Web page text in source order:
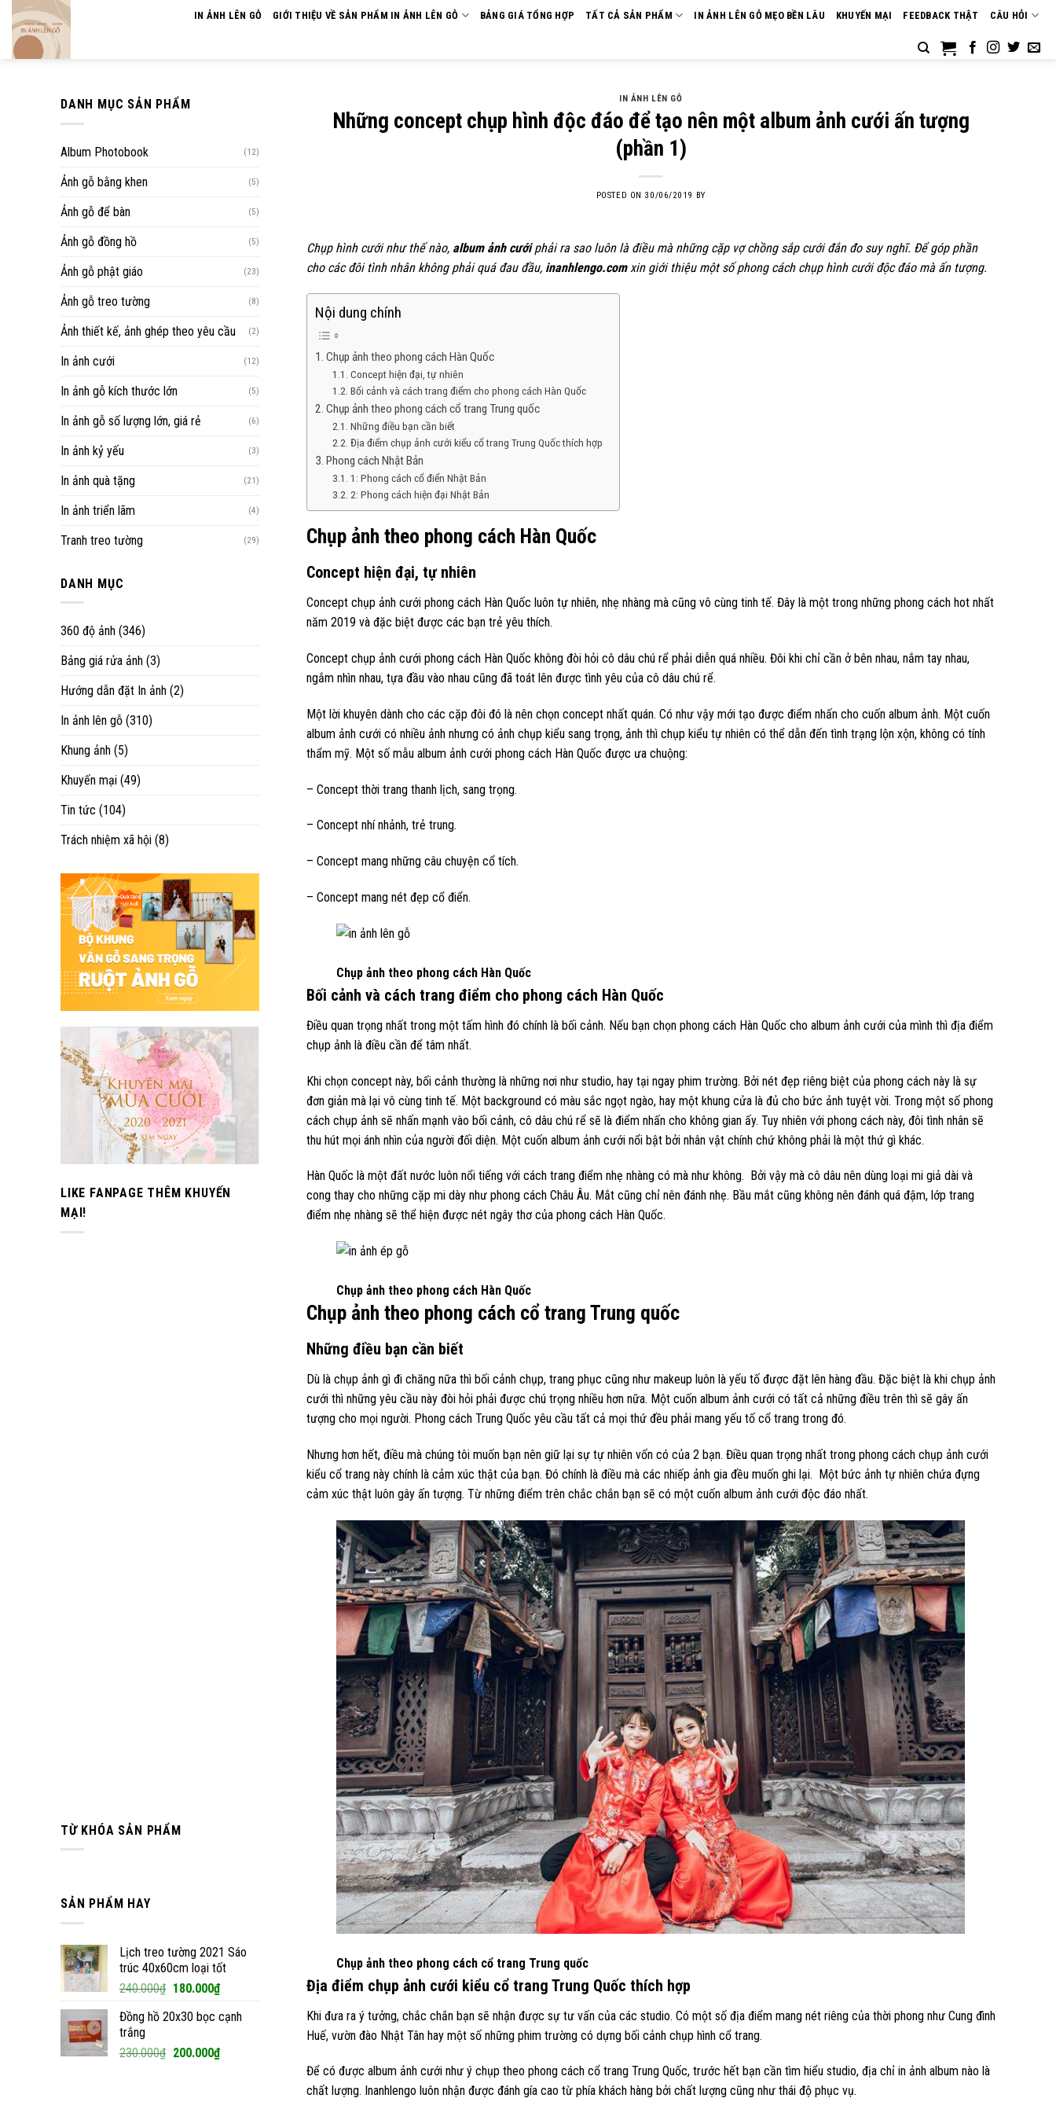
Skip
content
IN ẢNH LÊN GỖ GIỚI THIỆU VỀ SẢN PHẨM IN ẢNH LÊN GỖ BẢNG GIÁ TỔNG HỢP TẤT CẢ SẢN PHẨM IN ẢNH LÊN GỖ MẸO BỀN LÂU KHUYẾN MẠI FEEDBACK THẬT CÂU HỎI
DANH MỤC SẢN PHẨM
Album Photobook (12)
Ảnh gỗ bằng khen (5)
Ảnh gỗ để bàn (5)
Ảnh gỗ đồng hồ (5)
Ảnh gỗ phật giáo (23)
Ảnh gỗ treo tường (8)
Ảnh thiết kế, ảnh ghép theo yêu cầu (2)
In ảnh cưới (12)
In ảnh gỗ kích thước lớn (5)
In ảnh gỗ số lượng lớn, giá rẻ (6)
In ảnh kỷ yếu (3)
In ảnh quà tặng (21)
In ảnh triển lãm (4)
Tranh treo tường (29)
DANH MỤC
360 độ ảnh (346)
Bảng giá rửa ảnh (3)
Hướng dẫn đặt In ảnh (2)
In ảnh lên gỗ (310)
Khung ảnh (5)
Khuyến mại (49)
Tin tức (104)
Trách nhiệm xã hội (8)
LIKE FANPAGE THÊM KHUYẾN
MẠI!
TỪ KHÓA SẢN PHẨM
SẢN PHẨM HAY
Lịch treo tường 2021 Sáo
trúc 40x60cm loại tốt
240.000₫ Giá
là:
180.000₫Giá
tại
180.000₫.
Đồng hồ 20x30 bọc cạnh
trắng
230.000₫ Giá
200.000₫Giá
IN ẢNH LÊN GỖ
Những concept chụp hình độc đáo để tạo nên một album ảnh cưới ấn tượng
(phần 1)
POSTED ON 30/06/2019 BY
Chụp hình cưới như thế nào, album ảnh cướiphải ra sao luôn là điều mà những cặp vợ chồng sắp cưới đắn đo suy nghĩ. Để góp phần
cho các đôi tình nhân không phải quá đau đầu, inanhlengo.comxin giới thiệu một số phong cách chụp hình cưới độc đáo mà ấn tượng.
Nội dung chính
Chụp ảnh theo phong cách Hàn Quốc
Concept hiện đại, tự nhiên
Bối cảnh và cách trang điểm cho phong cách Hàn Quốc
Chụp ảnh theo phong cách cổ trang Trung quốc
Những điều bạn cần biết
Địa điểm chụp ảnh cưới kiểu cổ trang Trung Quốc thích hợp
Phong cách Nhật Bản
1: Phong cách cổ điển Nhật Bản
2: Phong cách hiện đại Nhật Bản
Chụp ảnh theo phong cách Hàn Quốc
Concept hiện đại, tự nhiên
Concept chụp ảnh cưới phong cách Hàn Quốc luôn tự nhiên, nhẹ nhàng mà cũng vô cùng tinh tế. Đây là một trong những phong cách hot nhất
năm 2019 và đặc biệt được các bạn trẻ yêu thích.
Concept chụp ảnh cưới phong cách Hàn Quốc không đòi hỏi cô dâu chú rể phải diễn quá nhiều. Đôi khi chỉ cần ở bên nhau, nắm tay nhau,
ngắm nhìn nhau, tựa đầu vào nhau cũng đã toát lên được tình yêu của cô dâu chú rể.
Một lời khuyên dành cho các cặp đôi đó là nên chọn concept nhất quán. Có như vậy mới tạo được điểm nhấn cho cuốn album ảnh. Một cuốn
album ảnh cưới có nhiều ảnh nhưng có ảnh chụp kiểu sang trọng, ảnh thì chụp kiểu tự nhiên có thể dẫn đến tình trạng lộn xộn, không có tính
thẩm mỹ. Một số mẫu album ảnh cưới phong cách Hàn Quốc được ưa chuộng:
– Concept thời trang thanh lịch, sang trọng.
– Concept nhí nhảnh, trẻ trung.
– Concept mang những câu chuyện cổ tích.
– Concept mang nét đẹp cổ điển.
Chụp ảnh theo phong cách Hàn Quốc
Bối cảnh và cách trang điểm cho phong cách Hàn Quốc
Điều quan trọng nhất trong một tấm hình đó chính là bối cảnh. Nếu bạn chọn phong cách Hàn Quốc cho album ảnh cưới của mình thì địa điểm
chụp ảnh là điều cần để tâm nhất.
Khi chọn concept này, bối cảnh thường là những nơi như studio, hay tại ngay phim trường. Bởi nét đẹp riêng biệt của phong cách này là sự
đơn giản mà lại vô cùng tinh tế. Một background có màu sắc ngọt ngào, hay một khung cửa là đủ cho bức ảnh tuyệt vời. Trong một số phong
cách chụp ảnh sẽ nhấn mạnh vào bối cảnh, cô dâu chú rể sẽ là điểm nhấn cho không gian ấy. Tuy nhiên với phong cách này, đôi tình nhân sẽ
thu hút mọi ánh nhìn của người đối diện. Một cuốn album ảnh cưới nổi bật bởi nhân vật chính chứ không phải là một thứ gì khác.
Hàn Quốc là một đất nước luôn nổi tiếng với cách trang điểm nhẹ nhàng có mà như không. Bởi vậy mà cô dâu nên dùng loại mi giả dài và
cong thay cho những cặp mi dày như phong cách Châu Âu. Mắt cũng chỉ nên đánh nhẹ. Bầu mắt cũng không nên đánh quá đậm, lớp trang
điểm nhẹ nhàng sẽ thể hiện được nét ngây thơ của phong cách Hàn Quốc.
Chụp ảnh theo phong cách Hàn Quốc
Chụp ảnh theo phong cách cổ trang Trung quốc
Những điều bạn cần biết
Dù là chụp ảnh gì đi chăng nữa thì bối cảnh chụp, trang phục cũng như makeup luôn là yếu tố được đặt lên hàng đầu. Đặc biệt là khi chụp ảnh
cưới thì những yêu cầu này đòi hỏi phải được chú trọng nhiều hơn nữa. Một cuốn album ảnh cưới có tất cả những điều trên thì sẽ gây ấn
tượng cho mọi người. Phong cách Trung Quốc yêu cầu tất cả mọi thứ đều phải mang yếu tố cổ trang trong đó.
Nhưng hơn hết, điều mà chúng tôi muốn bạn nên giữ lại sự tự nhiên vốn có của 2 bạn. Điều quan trọng nhất trong phong cách chụp ảnh cưới
kiểu cổ trang này chính là cảm xúc thật của bạn. Đó chính là điều mà các nhiếp ảnh gia đều muốn ghi lại. Một bức ảnh tự nhiên chứa đựng
cảm xúc thật luôn gây ấn tượng. Từ những điểm trên chắc chắn bạn sẽ có một cuốn album ảnh cưới độc đáo nhất.
Chụp ảnh theo phong cách cổ trang Trung quốc
Địa điểm chụp ảnh cưới kiểu cổ trang Trung Quốc thích hợp
Khi đưa ra ý tưởng, chắc chắn bạn sẽ nhận được sự tư vấn của các studio. Có một số địa điểm mang nét riêng của thời phong như Cung đình
Huế, vườn đào Nhật Tân hay một số những phim trường có dựng bối cảnh chụp hình cổ trang.
Để có được album ảnh cưới như ý chụp theo phong cách cổ trang Trung Quốc, trước hết bạn cần tìm hiểu studio, địa chỉ in ảnh album nào là
chất lượng. Inanhlengo luôn nhận được đánh gía cao từ phía khách hàng bởi chất lượng cũng như thái độ phục vụ.